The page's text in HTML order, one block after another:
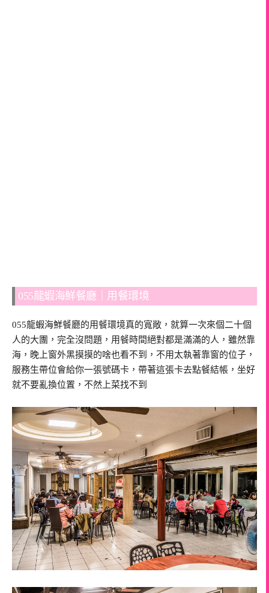
055龍蝦海鮮餐廳｜用餐環境
055龍蝦海鮮餐廳的用餐環境真的寬敞，就算一次來個二十個
人的大團，完全沒問題，用餐時間絕對都是滿滿的人，雖然靠
海，晚上窗外黑摸摸的啥也看不到，不用太執著靠窗的位子，
服務生帶位會給你一張號碼卡，帶著這張卡去點餐結帳，坐好
就不要亂換位置，不然上菜找不到